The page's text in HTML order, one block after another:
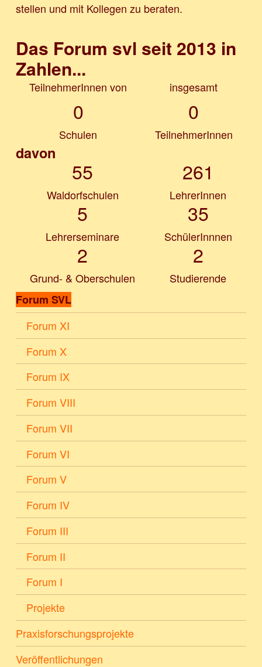
stellen und mit Kollegen zu beraten.
Das Forum svl seit 2013 in
Zahlen...
TeilnehmerInnen von
0
Schulen
insgesamt
0
TeilnehmerInnen
davon
55
Waldorfschulen
5
Lehrerseminare
2
Grund- & Oberschulen
261
LehrerInnen
35
SchülerInnnen
2
Studierende
Forum SVL
Forum XI
Forum X
Forum IX
Forum VIII
Forum VII
Forum VI
Forum V
Forum IV
Forum III
Forum II
Forum I
Projekte
Praxisforschungsprojekte
Veröffentlichungen